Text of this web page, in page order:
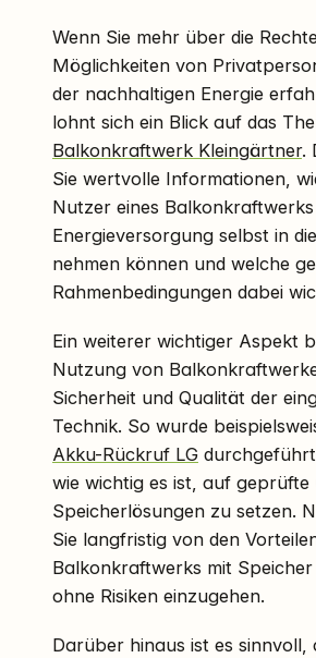
Wenn Sie mehr über die
Möglichkeiten von
der nachhaltigen Energie
lohnt sich ein Blick auf das
Balkonkraftwerk Kleingärtner.
Sie wertvolle Informationen,
Nutzer eines
Energieversorgung selbst in
nehmen können und welche
Rahmenbedingungen dabei
Ein weiterer wichtiger Aspekt
Nutzung von
Sicherheit und Qualität der
Technik. So wurde
Akku-Rückruf LG
wie wichtig es ist, auf geprüfte
Speicherlösungen zu setzen.
Sie langfristig von den
Balkonkraftwerks mit
ohne Risiken einzugehen.
Darüber hinaus ist es sinnvoll,